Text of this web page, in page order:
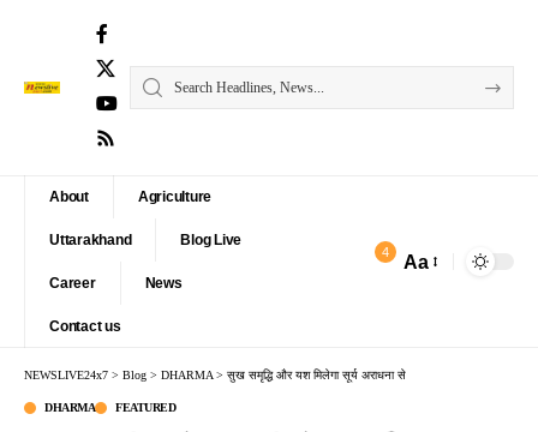
About Agriculture
Uttarakhand Blog Live
Career News
Contact us
4 Aa
NEWSLIVE24x7 > Blog > DHARMA > सुख समृद्धि और यश मिलेगा सूर्य अराधना से
DHARMA FEATURED